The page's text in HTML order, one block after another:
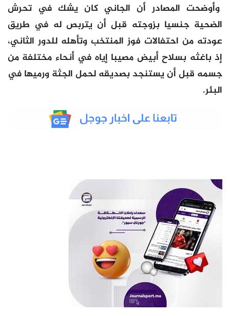
وأوضحت المصادر أن الجاني كان يشك في تحرش
الضحية جنسيا بزوجته قبل أن يتربص له في طريق
عودته من احتفالات فوز المنتخب وتأهله للدور الثاني،
إذ باغثه بسلاح أبيض مصيبا إياه في أنحاء مختلفة من
جسمه قبل أن يستنجد بصديقه لحمل الجثة ورميها في
البئر.